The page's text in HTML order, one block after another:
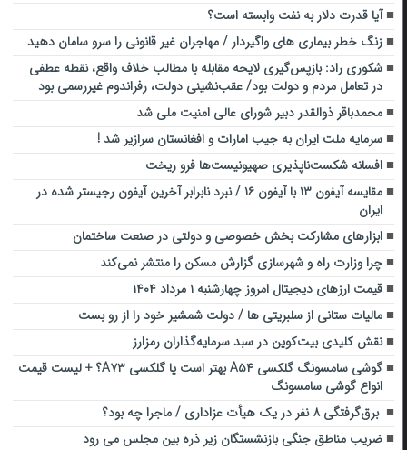
آیا قدرت دلار به نفت وابسته است؟
زنگ خطر بیماری های واگیردار / مهاجران غیر قانونی را سرو سامان دهید
شکوری راد: بازپس‌گیری لایحه مقابله با مطالب خلاف واقع، نقطه عطفی
در تعامل مردم و دولت بود/ عقب‌نشینی دولت، رفراندوم غیررسمی بود
محمدباقر ذوالقدر دبیر شورای عالی امنیت ملی شد
سرمایه ملت ایران به جیب امارات و افغانستان سرازیر شد !
افسانه شکست‌ناپذیری صهیونیست‌ها فرو ریخت
مقایسه آیفون ۱۳ با آیفون ۱۶ / نبرد نابرابر آخرین آیفون رجیستر شده در
ایران
ابزارهای مشارکت بخش خصوصی و دولتی در صنعت ساختمان
چرا وزارت راه و شهرسازی گزارش مسکن را منتشر نمی‌کند
قیمت ارز‌های دیجیتال امروز چهارشنبه ۱ مرداد ۱۴۰۴
مالیات ستانی از سلبریتی ها / دولت شمشیر خود را از رو بست
نقش کلیدی بیت‌کوین در سبد سرمایه‌گذاران رمزارز
گوشی سامسونگ گلکسی A۵۴ بهتر است یا گلکسی A۷۳؟ + لیست قیمت
انواع گوشی سامسونگ
برق‌گرفتگی ۸ نفر در یک هیأت عزاداری / ماجرا چه بود؟
ضریب مناطق جنگی بازنشستگان زیر ذره بین مجلس می رود